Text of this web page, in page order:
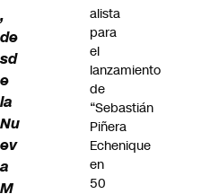
,
de
sd
e
la
Nu
ev
a
M
alista
para
el
lanzamiento
de
“Sebastián
Piñera
Echenique
en
50